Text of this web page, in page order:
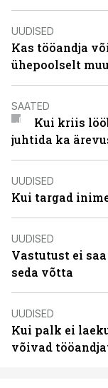
UUDISED
Kas tööandja
ühepoolselt
SAATED
Kui kriis
juhtida ka
UUDISED
Kui targad
UUDISED
Vastutust ei
seda võtta
UUDISED
Kui palk ei
võivad